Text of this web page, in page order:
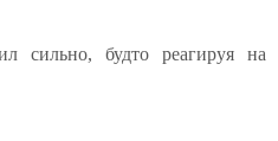
сильно, будто реагируя на